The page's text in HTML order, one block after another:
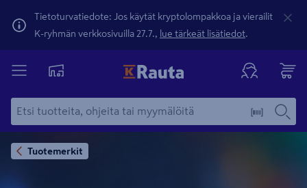
Tietoturvatiedote: Jos käytät kryptolompakkoa ja vierailit
K-ryhmän verkkosivuilla 27.7., lue tärkeät lisätiedot.
Tuotemerkit